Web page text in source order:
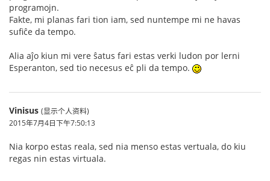
programojn.
Fakte, mi planas fari tion iam, sed nuntempe mi ne havas
sufiĉe da tempo.
Alia aĵo kiun mi vere ŝatus fari estas verki ludon por lerni
Esperanton, sed tio necesus eĉ pli da tempo.
Vinisus (显示个人资料)
2015年7月4日下午7:50:13
Nia korpo estas reala, sed nia menso estas vertuala, do kiu
regas nin estas virtuala.